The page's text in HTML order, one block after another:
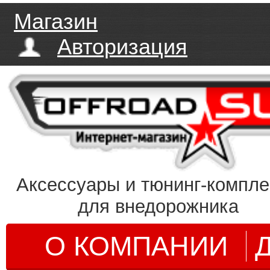
Магазин
Авторизация
Аксессуары и тюнинг-
для внедорожника
О КОМПАНИИ